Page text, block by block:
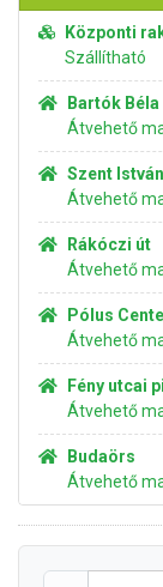
Központi
Szállítható
Bartók Béla
Átvehető
Szent
Átvehető
Rákóczi út
Átvehető
Pólus
Átvehető
Fény utcai
Átvehető
Budaörs
Átvehető